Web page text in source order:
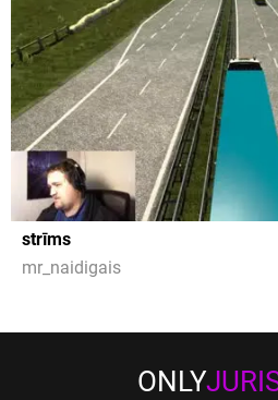
strīms
mr_naidigais
ONLY